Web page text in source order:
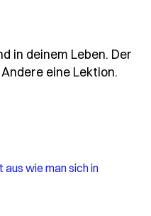
in deinem Leben. Der
eine Lektion.